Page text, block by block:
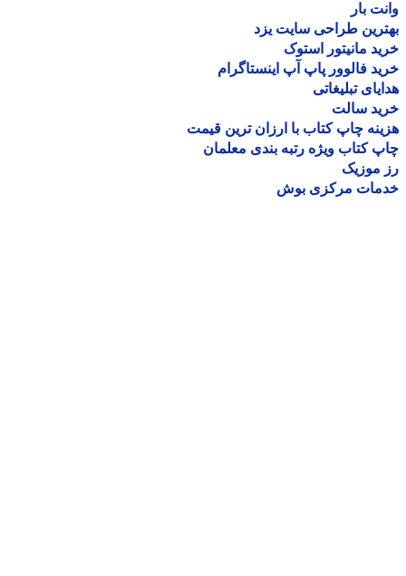
بار
طراحی سایت یزد
مانیتور استوک
فالوور پاپ آپ اینستاگرام
تبلیغاتی
سالت
چاپ کتاب با ارزان ترین قیمت
کتاب ویژه رتبه بندی معلمان
موزیک
مرکزی بوش